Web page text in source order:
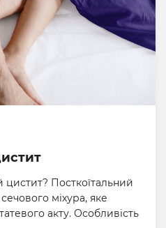
цистит? Посткоїтальний
міхура, яке
акту. Особливість